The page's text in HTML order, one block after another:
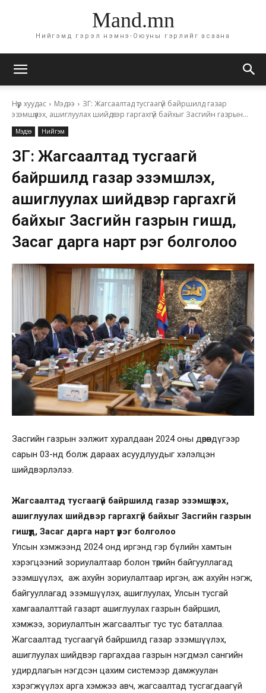
Mand.mn
Нийгэмд гэрэл нэмнэ-Оюуны гэрлийг асаана
Нүүр хуудас Мэдээ
ЗГ: Жагсаалтад тусгаагүй байршилд газар
эзэмшүүлэх, ашиглуулах шийдвэр гаргахгүй байхыг Засгийн газрын...
Мэдээ Нийгэм
ЗГ: Жагсаалтад тусгаагүй
байршилд газар эзэмшүүлэх,
ашиглуулах шийдвэр гаргахгүй
байхыг Засгийн газрын гишүүд,
Засаг дарга нарт үүрэг болголоо
Засгийн газрын ээлжит хуралдаан 2024 оны дөрөвдүгээр
сарын 03-нд болж дараах асуудлуудыг хэлэлцэн
шийдвэрлэлээ.
Жагсаалтад тусгаагүй байршилд газар эзэмшүүлэх,
ашиглуулах шийдвэр гаргахгүй байхыг Засгийн газрын
гишүүд, Засаг дарга нарт үүрэг болголоо
Улсын хэмжээнд 2024 онд иргэнд гэр бүлийн хамтын
хэрэгцээний зориулалтаар болон төрийн байгууллагад
эзэмшүүлэх, аж ахуйн зориулалтаар иргэн, аж ахуйн нэгж,
байгууллагад эзэмшүүлэх, ашиглуулах, Улсын тусгай
хамгаалалттай газарт ашиглуулах газрын байршил,
хэмжээ, зориулалтын жагсаалтыг тус тус баталлаа.
Жагсаалтад тусгаагүй байршилд газар эзэмшүүлэх,
ашиглуулах шийдвэр гаргахдаа газрын нэгдмэл сангийн
удирдлагын нэгдсэн цахим системээр дамжуулан
хэрэгжүүлэх арга хэмжээ авч, жагсаалтад тусгагдаагүй